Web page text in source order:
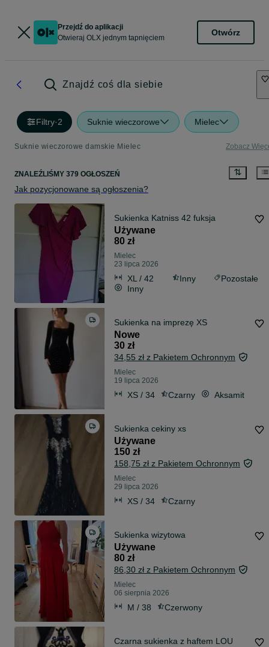
Przejdź do aplikacji
Otwieraj OLX jednym tapnięciem
Otwórz
Znajdź coś dla siebie
Filtry·2 Suknie wieczorowe Mielec
Suknie wieczorowe damskie Mielec Zobacz
ZNALEŹLIŚMY 379 OGŁOSZEŃ
Jak pozycjonowane są ogłoszenia?
Sukienka Katniss 42 fuksja
Używane
80 zł
Mielec
23 lipca 2026
XL / 42 Inny
Pozostałe
Inny
Sukienka na imprezę XS
Nowe
30 zł
34,55 zł z Pakietem Ochronnym
Mielec
19 lipca 2026
XS / 34 Czarny Aksamit
Sukienka cekiny xs
Używane
150 zł
158,75 zł z Pakietem Ochronnym
Mielec
29 lipca 2026
XS / 34 Czarny
Sukienka wizytowa
Używane
80 zł
86,30 zł z Pakietem Ochronnym
Mielec
06 sierpnia 2026
M / 38 Czerwony
Czarna sukienka z haftem LOU